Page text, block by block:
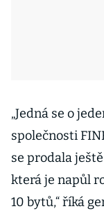
„Jedná se o
společnosti
se prodala
která je napůl
10 bytů,“ říká